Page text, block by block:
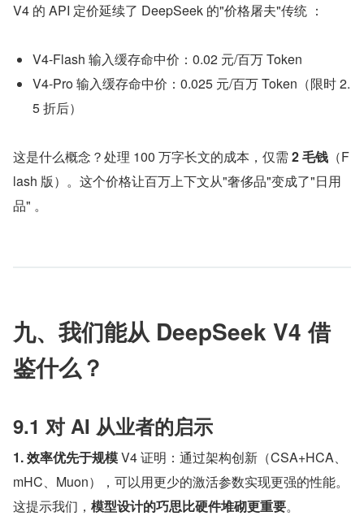
V4 的 API 定价延续了 DeepSeek 的"价格屠夫"传统 ：
V4-Flash 输入缓存命中价：0.02 元/百万 Token
V4-Pro 输入缓存命中价：0.025 元/百万 Token（限时 2.
5 折后）
这是什么概念？处理 100 万字长文的成本，仅需 2 毛钱 （F
lash 版）。这个价格让百万上下文从"奢侈品"变成了"日用
品" 。
九、我们能从 DeepSeek V4 借
鉴什么？
9.1 对 AI 从业者的启示
1. 效率优先于规模 V4 证明：通过架构创新（CSA+HCA、
mHC、Muon），可以用更少的激活参数实现更强的性能。
这提示我们， 模型设计的巧思比硬件堆砌更重要。